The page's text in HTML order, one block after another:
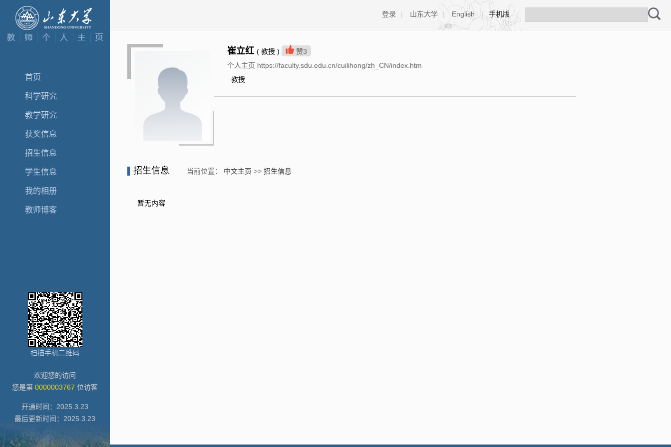
首页
科学研究
教学研究
获奖信息
招生信息
学生信息
我的相册
教师博客
扫描手机二维码
欢迎您的访问
您是第 0000003767 位访客
开通时间： 2025 3 23
最后更新时间： 2025 3 23
登录 | 山东大学 | English | 手机版
崔立红 ( 教授 ) 赞3
个人主页 https://faculty.sdu.edu.cn/cuilihong/zh_CN/index.htm
教授
招生信息 当前位置： 中文主页 >> 招生信息
暂无内容